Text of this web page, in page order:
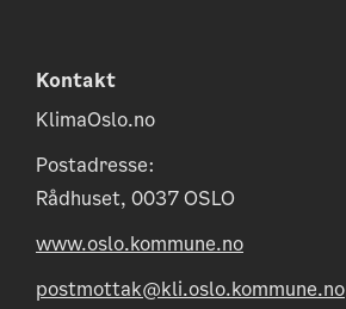
Kontakt
KlimaOslo.no
Postadresse:
Rådhuset, 0037 OSLO
www.oslo.kommune.no
postmottak@kli.oslo.kommune.no